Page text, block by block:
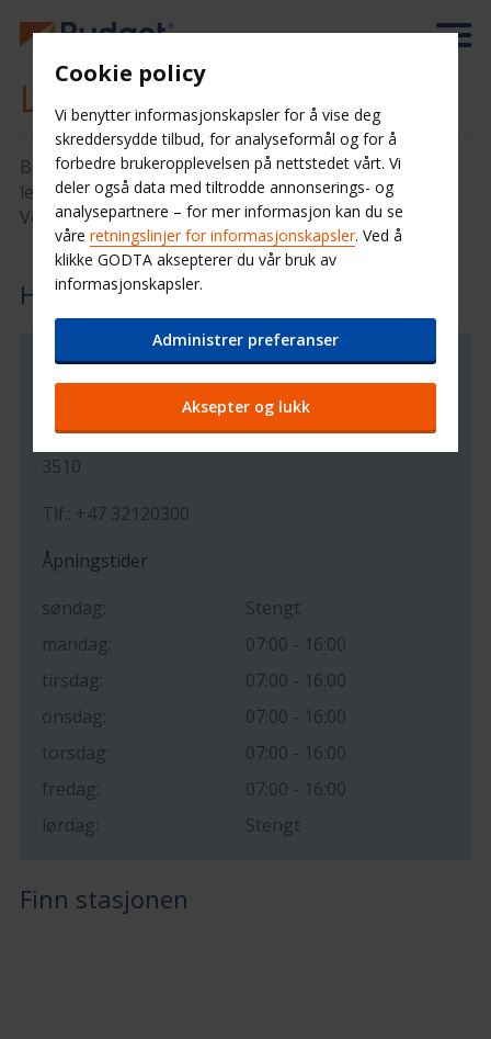
Leiebil Hønefoss
Bestill leiebilen din hos Budget Bilutleie Hønefoss. Å
leie bil hos Budget Hønefoss er enkelt og billig.
Velkommen!
Hønefoss
Stasjonsinformasjon
Hønefoss
3510
Tlf.: +47 32120300
Åpningstider
søndag:
Stengt
mandag:
07:00 - 16:00
tirsdag:
07:00 - 16:00
onsdag:
07:00 - 16:00
torsdag:
07:00 - 16:00
fredag:
07:00 - 16:00
lørdag:
Stengt
Finn stasjonen
Cookie policy
Vi benytter informasjonskapsler for å vise deg
skreddersydde tilbud, for analyseformål og for å
forbedre brukeropplevelsen på nettstedet vårt. Vi
deler også data med tiltrodde annonserings- og
analysepartnere – for mer informasjon kan du se
våre retningslinjer for informasjonskapsler. Ved å
klikke GODTA aksepterer du vår bruk av
informasjonskapsler.
Administrer preferanser
Aksepter og lukk